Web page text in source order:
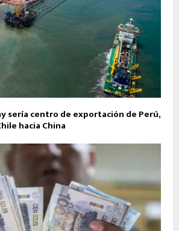
sería centro de exportación de Perú,
hacia China